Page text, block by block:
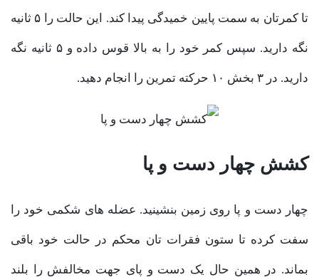
تا کمرتان به سمت پایین خمیدگی پیدا کند. این حالت را ۵ ثانیه
نگه دارید. سپس کمر خود را به بالا قوس داده و ۵ ثانیه نگه
دارید. در ۳ بخش ۱۰ حرکته تمرین را انجام دهید.
کشش چهار دست و پا
چهار دست و پا روی زمین بنشینید. عضله های شکمی خود را
سفت کرده تا ستون فقرات تان محکم در حالت خود باقی
بماند. در همین حال یک دست و پای جهت مخالفش را بلند